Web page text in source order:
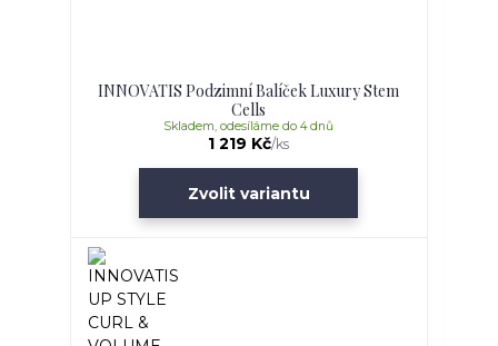
INNOVATIS Podzimní Balíček Luxury Stem
Cells
1 219 Kč/ks
Skladem, odesíláme do 4 dnů
Zvolit variantu